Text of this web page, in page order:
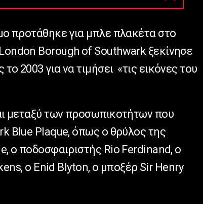
προτάθηκε για μπλε πλακέτα στο
Borough of Southwark ξεκίνησε
2003 για να τιμήσει «τις εικόνες του
μεταξύ των προσωπικοτήτων που
Blue Plaque, όπως ο θρύλος της
ο ποδοσφαιριστής Rio Ferdinand, ο
ο Enid Blyton, ο μποξέρ Sir Henry